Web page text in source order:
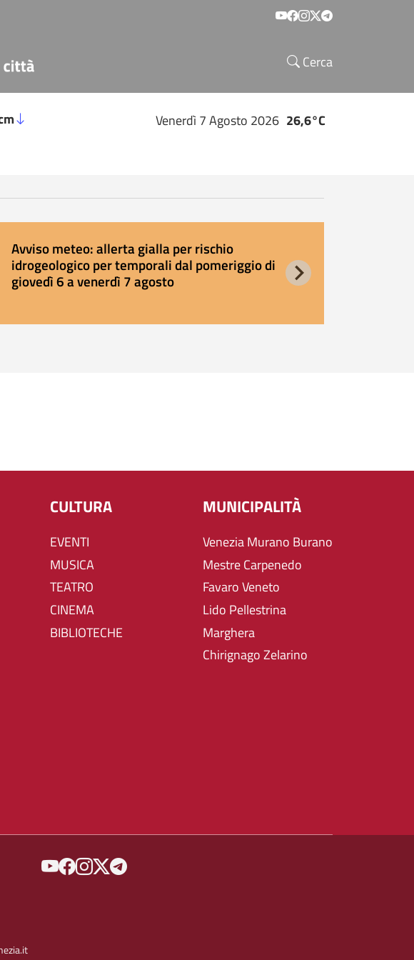
Social menu
Cerca
Venerdì 7 Agosto 2026 26,6°C
Avviso meteo: allerta gialla per rischio
idrogeologico per temporali dal pomeriggio di
giovedì 6 a venerdì 7 agosto
CULTURA
EVENTI
MUSICA
TEATRO
CINEMA
BIBLIOTECHE
MUNICIPALITÀ
Venezia Murano Burano
Mestre Carpenedo
Favaro Veneto
Lido Pellestrina
Marghera
Chirignago Zelarino
SOCIAL MENU